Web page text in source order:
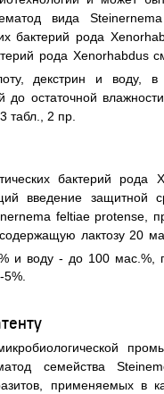
вида
бактерий рода
рода
декстрин и
остаточной
табл., 2 пр.
бактерий
введение защитной
feltiae protense,
лактозу 20
и воду - до 100 мас.%,
5%.
семейства
применяемых в